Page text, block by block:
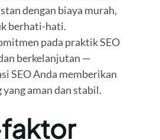
dengan biaya murah,
berhati-hati.
pada praktik SEO
berkelanjutan —
SEO Anda memberikan
aman dan stabil.